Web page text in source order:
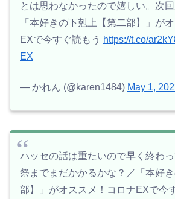
とは思わなかったので嬉しい。次
「本好きの下剋上【第二部】」が
EXで今すぐ読もう https://t.co/
EX
— かれん (@karen1484) May 1,
ハッセの話は重たいので早く終わ
祭までまだかかるかな？／「本好
部】」がオススメ！コロナEXで今